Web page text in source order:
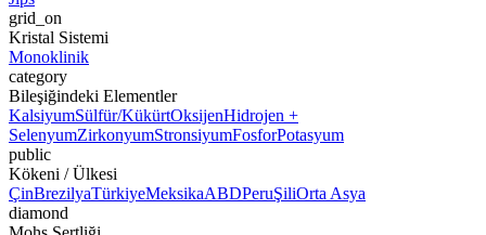
grid_on
Kristal Sistemi
Monoklinik
category
Bileşiğindeki Elementler
KalsiyumSülfür/KükürtOksijenHidrojen +
SelenyumZirkonyumStronsiyumFosforPotasyum
public
Kökeni / Ülkesi
ÇinBrezilyaTürkiyeMeksikaABDPeruŞiliOrta Asya
diamond